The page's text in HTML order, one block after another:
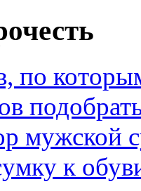
по
мужской
к